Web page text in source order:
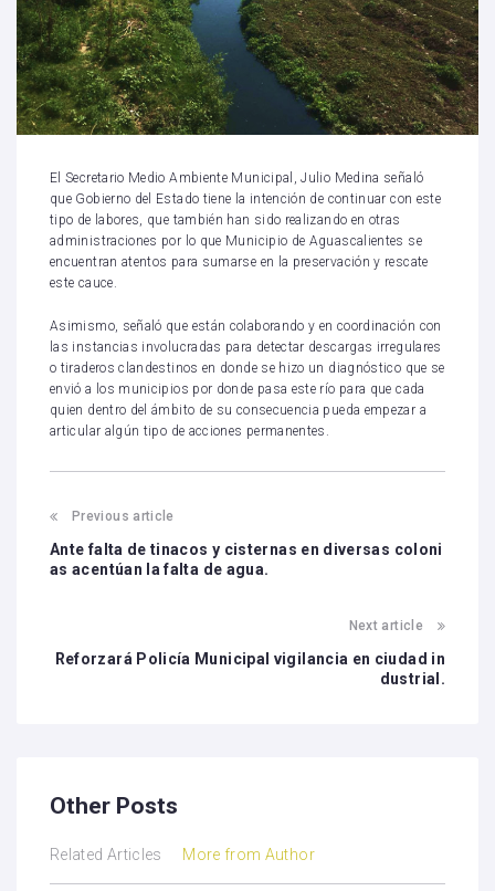
El Secretario Medio Ambiente Municipal, Julio Medina señaló
que Gobierno del Estado tiene la intención de continuar con este
tipo de labores, que también han sido realizando en otras
administraciones por lo que Municipio de Aguascalientes se
encuentran atentos para sumarse en la preservación y rescate
este cauce.
Asimismo, señaló que están colaborando y en coordinación con
las instancias involucradas para detectar descargas irregulares
o tiraderos clandestinos en donde se hizo un diagnóstico que se
envió a los municipios por donde pasa este río para que cada
quien dentro del ámbito de su consecuencia pueda empezar a
articular algún tipo de acciones permanentes.
Previous article
Ante falta de tinacos y cisternas en diversas coloni
as acentúan la falta de agua.
Next article
Reforzará Policía Municipal vigilancia en ciudad in
dustrial.
Other Posts
Related Articles More from Author